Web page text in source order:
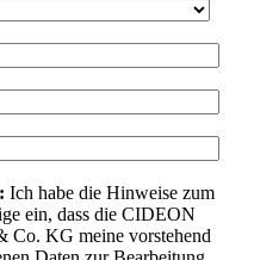
Ich habe die Hinweise zum
ein, dass die CIDEON
Co. KG meine vorstehend